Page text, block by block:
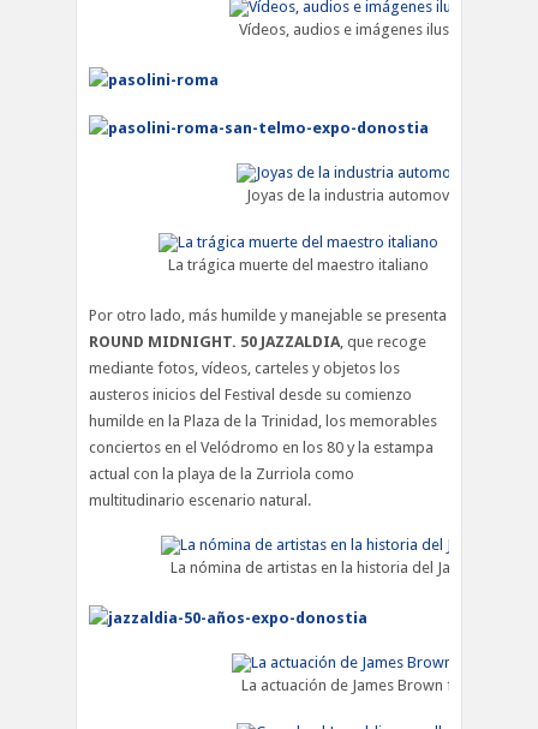
Vídeos, audios e imágenes ilustran la
Joyas de la industria automovilística
La trágica muerte del maestro italiano
Por otro lado, más humilde y manejable se presenta
ROUND MIDNIGHT. 50 JAZZALDIA, que recoge
mediante fotos, vídeos, carteles y objetos los
austeros inicios del Festival desde su comienzo
humilde en la Plaza de la Trinidad, los memorables
conciertos en el Velódromo en los 80 y la estampa
actual con la playa de la Zurriola como
multitudinario escenario natural.
La nómina de artistas en la historia del Jazzaldia es
La actuación de James Brown fue